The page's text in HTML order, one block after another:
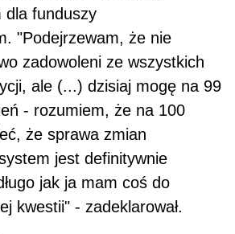
dla funduszy
"Podejrzewam, że nie
zadowoleni ze wszystkich
ale (...) dzisiaj mogę na 99
- rozumiem, że na 100
że sprawa zmian
jest definitywnie
jak ja mam coś do
kwestii" - zadeklarował.